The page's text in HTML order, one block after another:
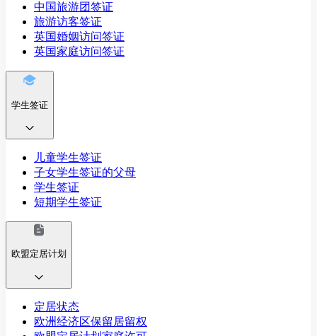
中国旅游团签证
旅游访客签证
英国婚姻访问签证
英国家庭访问签证
学生签证
儿童学生签证
子女学生签证的父母
学生签证
短期学生签证
欧盟定居计划
定居状态
欧洲经济区保留居留权